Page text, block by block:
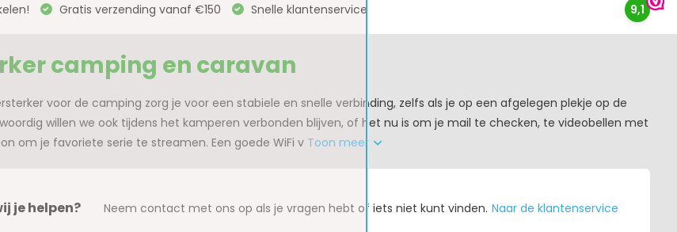
Gratis verzending vanaf €150 Snelle klantenservice 9,1
camping en caravan
voor de camping zorg je voor een stabiele en snelle verbinding, zelfs als je op een afgelegen plekje op de
willen we ook tijdens het kamperen verbonden blijven, of het nu is om je mail te checken, te videobellen met
om je favoriete serie te streamen. Een goede WiFi v Toon meer
je helpen? Neem contact met ons op als je vragen hebt of iets niet kunt vinden. Naar de klantenservice